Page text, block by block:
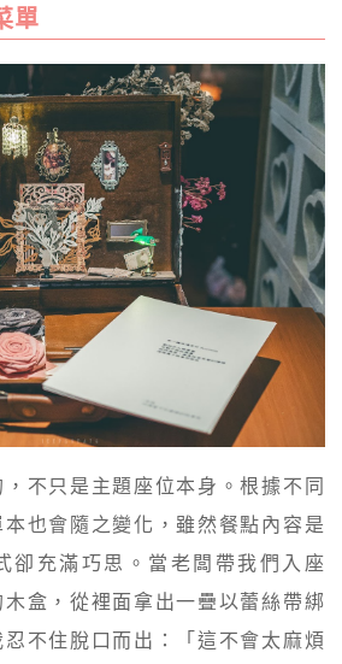
單
不只是主題座位本身。根據不同
也會隨之變化，雖然餐點內容是
卻充滿巧思。當老闆帶我們入座
盒，從裡面拿出一疊以蕾絲帶綁
不住脫口而出：「這不會太麻煩